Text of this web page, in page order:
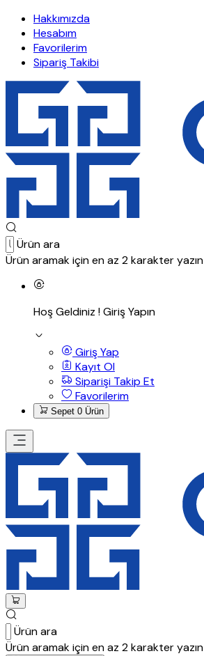
Hakkımızda
Hesabım
Favorilerim
Sipariş Takibi
Ürün ara
Ürün aramak için en az 2 karakter yazın
Hoş Geldiniz !Giriş Yapın
Giriş Yap
Kayıt Ol
Siparişi Takip Et
Favorilerim
Sepet 0 Ürün
Ürün ara
Ürün aramak için en az 2 karakter yazın